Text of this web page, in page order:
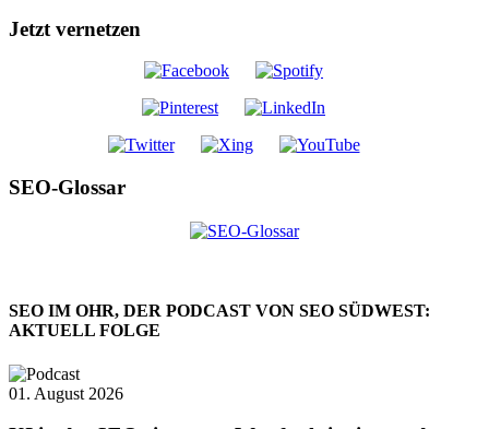
Jetzt vernetzen
SEO-Glossar
SEO IM OHR, DER PODCAST VON SEO SÜDWEST:
AKTUELL FOLGE
01. August 2026